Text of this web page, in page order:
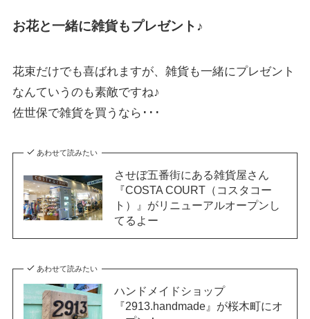
お花と一緒に雑貨もプレゼント♪
花束だけでも喜ばれますが、雑貨も一緒にプレゼント
なんていうのも素敵ですね♪
佐世保で雑貨を買うなら･･･
あわせて読みたい
させぼ五番街にある雑貨屋さん
『COSTA COURT（コスタコー
ト）』がリニューアルオープンし
てるよー
あわせて読みたい
ハンドメイドショップ
『2913.handmade』が桜木町にオ